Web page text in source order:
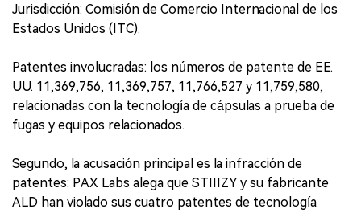
Jurisdicción: Comisión de Comercio Internacional de los
Estados Unidos (ITC).
Patentes involucradas: los números de patente de EE.
UU. 11,369,756, 11,369,757, 11,766,527 y 11,759,580,
relacionadas con la tecnología de cápsulas a prueba de
fugas y equipos relacionados.
Segundo, la acusación principal es la infracción de
patentes: PAX Labs alega que STIIIZY y su fabricante
ALD han violado sus cuatro patentes de tecnología.